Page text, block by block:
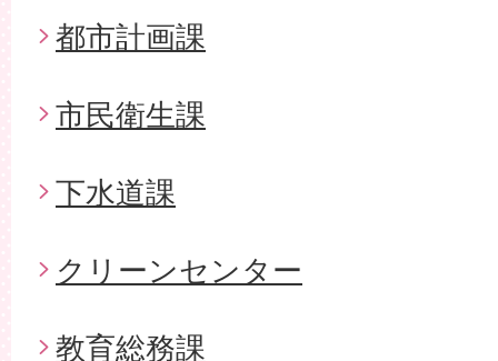
都市計画課
市民衛生課
下水道課
クリーンセンター
教育総務課